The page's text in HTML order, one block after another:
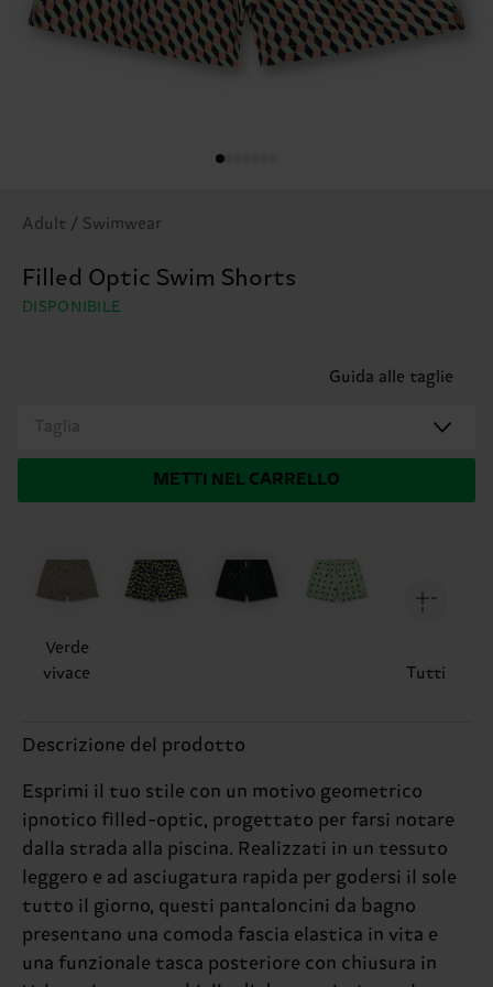
Adult / Swimwear
Filled Optic Swim Shorts
DISPONIBILE
Guida alle taglie
Taglia
METTI NEL CARRELLO
Verde
vivace
Tutti
Descrizione del prodotto
Esprimi il tuo stile con un motivo geometrico
ipnotico filled-optic, progettato per farsi notare
dalla strada alla piscina. Realizzati in un tessuto
leggero e ad asciugatura rapida per godersi il sole
tutto il giorno, questi pantaloncini da bagno
presentano una comoda fascia elastica in vita e
una funzionale tasca posteriore con chiusura in